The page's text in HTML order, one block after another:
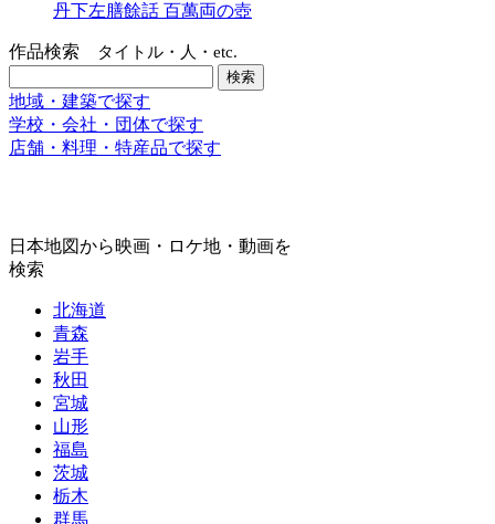
丹下左膳餘話 百萬両の壺
作品検索 タイトル・人・etc.
地域・建築で探す
学校・会社・団体で探す
店舗・料理・特産品で探す
日本地図から映画・ロケ地・動画を
検索
北海道
青森
岩手
秋田
宮城
山形
福島
茨城
栃木
群馬